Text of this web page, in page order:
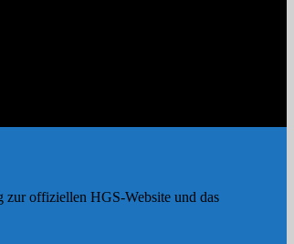
zur offiziellen HGS-Website und das